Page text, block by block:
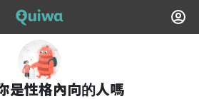
是性格內向的人嗎